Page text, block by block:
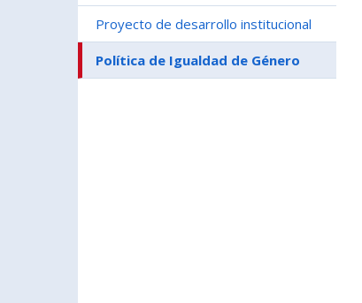
Proyecto de desarrollo institucional
Política de Igualdad de Género